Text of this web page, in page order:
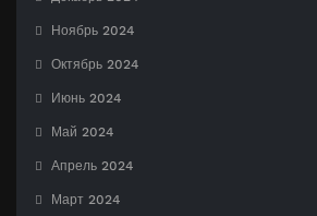
Ноябрь 2024
Октябрь 2024
Июнь 2024
Май 2024
Апрель 2024
Март 2024